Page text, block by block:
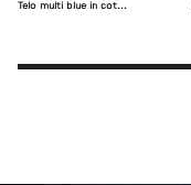
Telo multi blue in cot...